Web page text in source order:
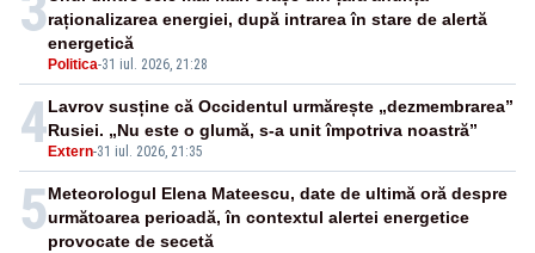
Politica-31 iul. 2026, 21:28
raționalizarea energiei, după intrarea în stare de alertă
energetică
4 Extern-31 iul. 2026, 21:35
Lavrov susține că Occidentul urmărește „dezmembrarea”
Rusiei. „Nu este o glumă, s-a unit împotriva noastră”
5Meteorologul Elena Mateescu, date de ultimă oră despre
următoarea perioadă, în contextul alertei energetice
provocate de secetă